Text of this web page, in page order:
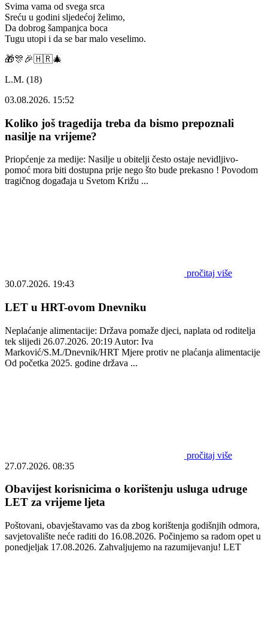
Svima vama od svega srca
Sreću u godini sljedećoj želimo,
Da dobrog šampanjca boca
Tugu utopi i da se bar malo veselimo.
🎁🎊🎉🇭🇷🎄
L.M. (18)
03.08.2026. 15:52
Koliko još tragedija treba da bismo prepoznali
nasilje na vrijeme?
Priopćenje za medije: Nasilje u obitelji često ostaje nevidljivo-
pomoć mora biti dostupna prije nego što bude prekasno ! Povodom
tragičnog događaja u Svetom Križu ...
pročitaj više
30.07.2026. 19:43
LET u HRT-ovom Dnevniku
Neplaćanje alimentacije: Država pomaže djeci, naplata od roditelja
tek slijedi 26.07.2026. 20:19 Autor: Iva
Marković/S.M./Dnevnik/HRT Mjere protiv ne plaćanja alimentacije
Od početka 2025. godine država ...
pročitaj više
27.07.2026. 08:35
Obavijest korisnicima o korištenju usluga udruge
LET za vrijeme ljeta
Poštovani, obavještavamo vas da zbog korištenja godišnjih odmora,
savjetovalište neće raditi do 16.08.2026. Počinjemo sa radom opet u
ponedjeljak 17.08.2026. Zahvaljujemo na razumijevanju! LET